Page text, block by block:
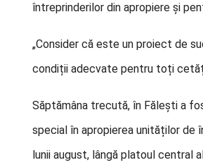
întreprinderilor din apropiere și
„Consider că este un proiect de
condiții adecvate pentru toți
Săptămâna trecută, în Fălești a
special în apropierea unităților
lunii august, lângă platoul central